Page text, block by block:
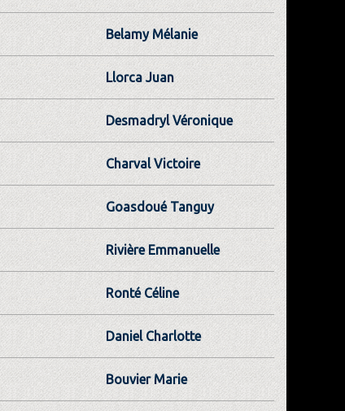
Belamy Mélanie
Llorca Juan
Desmadryl Véronique
Charval Victoire
Goasdoué Tanguy
Rivière Emmanuelle
Ronté Céline
Daniel Charlotte
Bouvier Marie